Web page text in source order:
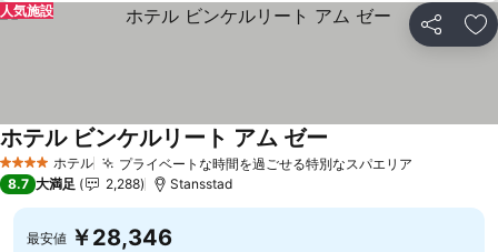
シェア お
人気施設
4 ホテルのランク
ホテル プライベートな時間を過ごせる特別なスパエリア
ホテル ビンケルリート アム ゼー
8.7 大満足 2,288 Stansstad
最安値 ￥28,346